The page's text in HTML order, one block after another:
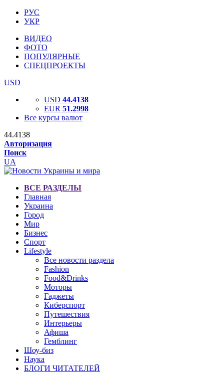
РУС
УКР
ВИДЕО
ФОТО
ПОПУЛЯРНЫЕ
СПЕЦПРОЕКТЫ
USD
USD 44.4138
EUR 51.2998
Все курсы валют
44.4138
Авторизация
Поиск
UA
ВСЕ РАЗДЕЛЫ
Главная
Украина
Город
Мир
Бизнес
Спорт
Lifestyle
Все новости раздела
Fashion
Food&Drinks
Моторы
Гаджеты
Киберспорт
Путешествия
Интерьеры
Афиша
Гемблинг
Шоу-биз
Наука
БЛОГИ ЧИТАТЕЛЕЙ